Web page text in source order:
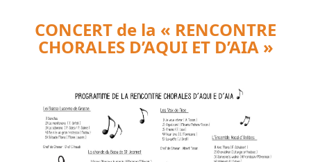
CONCERT de la « RENCONTRE
CHORALES D’AQUI ET D’AIA »